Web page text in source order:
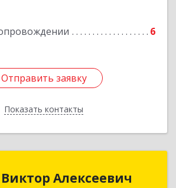
6
Отправить заявку
Показать контакты
Отправить заявку
Назад
Алексеевич